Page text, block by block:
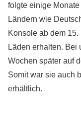
folgte einige
Ländern wie
Konsole ab dem
Läden erhalten. Bei
Wochen später auf
Somit war sie auch
erhältlich.